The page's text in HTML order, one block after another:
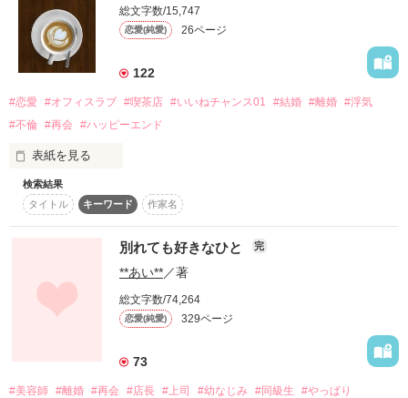
る」
   ＊ ＊ ＊
『若女将の見初められ婚』に登場する吉木姉さんと倉木大のお
話です。
前作を読んでいなくてもわかる内容になっています。
作品を読む
本店店長・チーフデザイナー
桐生　和真(30)
一夜を越えて二人は運命で結ばれる。
総文字数/15,747
恋愛(純愛) 26ページ
122
#恋愛 #オフィスラブ #喫茶店 #いいねチャンス01 #結婚 #離婚 #浮気
#不倫 #再会 #ハッピーエンド
表紙を見る
中島美紀と向かい合って座る、スーツに眼鏡の真面目風サラリ
ーマン。
彼は、美紀の友人でも恋人でもない。
この店で相席している常連客――藤沢海斗だ。
完結&公開　2022.6.3
レビューありがとうございます。
検索結果
タイトル
キーワード 作家名
別れても好きなひと 完
**あい**／著
総文字数/74,264
恋愛(純愛) 329ページ
73
#美容師 #離婚 #再会 #店長 #上司 #幼なじみ #同級生
#やっぱり